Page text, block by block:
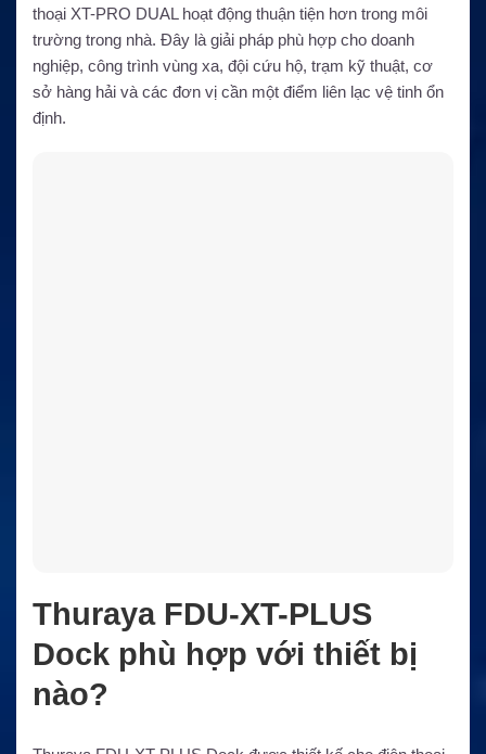
thoại XT-PRO DUAL hoạt động thuận tiện hơn trong môi
trường trong nhà. Đây là giải pháp phù hợp cho doanh
nghiệp, công trình vùng xa, đội cứu hộ, trạm kỹ thuật, cơ
sở hàng hải và các đơn vị cần một điểm liên lạc vệ tinh ổn
định.
Thuraya FDU-XT-PLUS
Dock phù hợp với thiết bị
nào?